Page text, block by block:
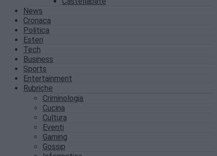
News
Cronaca
Politica
Esteri
Tech
Business
Sports
Entertainment
Rubriche
Criminologia
Cucina
Cultura
Eventi
Gaming
Gossip